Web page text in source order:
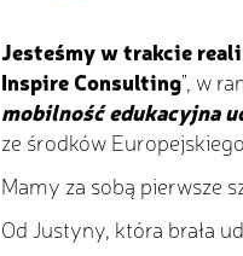
Jesteśmy w trakcie
Inspire Consulting", w
mobilność edukacyjna
ze środków
Mamy za sobą pierwsze
Od Justyny, która brała